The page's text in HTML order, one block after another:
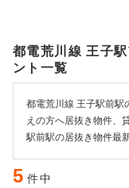
都電荒川線 王子
ント一覧
都電荒川線 王子駅前駅
えの方へ居抜き物件、
駅前駅の居抜き物件最
5 件中